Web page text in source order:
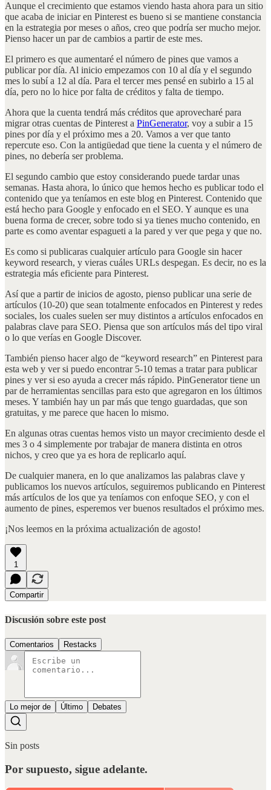
Aunque el crecimiento que estamos viendo hasta ahora para un sitio
que acaba de iniciar en Pinterest es bueno si se mantiene constancia
en la estrategia por meses o años, creo que podría ser mucho mejor.
Pienso hacer un par de cambios a partir de este mes.
El primero es que aumentaré el número de pines que vamos a
publicar por día. Al inicio empezamos con 10 al día y el segundo
mes lo subí a 12 al día. Para el tercer mes pensé en subirlo a 15 al
día, pero no lo hice por falta de créditos y falta de tiempo.
Ahora que la cuenta tendrá más créditos que aprovecharé para
migrar otras cuentas de Pinterest a PinGenerator, voy a subir a 15
pines por día y el próximo mes a 20. Vamos a ver que tanto
repercute eso. Con la antigüedad que tiene la cuenta y el número de
pines, no debería ser problema.
El segundo cambio que estoy considerando puede tardar unas
semanas. Hasta ahora, lo único que hemos hecho es publicar todo el
contenido que ya teníamos en este blog en Pinterest. Contenido que
está hecho para Google y enfocado en el SEO. Y aunque es una
buena forma de crecer, sobre todo si ya tienes mucho contenido, en
parte es como aventar espagueti a la pared y ver que pega y que no.
Es como si publicaras cualquier artículo para Google sin hacer
keyword research, y vieras cuáles URLs despegan. Es decir, no es la
estrategia más eficiente para Pinterest.
Así que a partir de inicios de agosto, pienso publicar una serie de
artículos (10-20) que sean totalmente enfocados en Pinterest y redes
sociales, los cuales suelen ser muy distintos a artículos enfocados en
palabras clave para SEO. Piensa que son artículos más del tipo viral
o lo que verías en Google Discover.
También pienso hacer algo de “keyword research” en Pinterest para
esta web y ver si puedo encontrar 5-10 temas a tratar para publicar
pines y ver si eso ayuda a crecer más rápido. PinGenerator tiene un
par de herramientas sencillas para esto que agregaron en los últimos
meses. Y también hay un par más que tengo guardadas, que son
gratuitas, y me parece que hacen lo mismo.
En algunas otras cuentas hemos visto un mayor crecimiento desde el
mes 3 o 4 simplemente por trabajar de manera distinta en otros
nichos, y creo que ya es hora de replicarlo aquí.
De cualquier manera, en lo que analizamos las palabras clave y
publicamos los nuevos artículos, seguiremos publicando en Pinterest
más artículos de los que ya teníamos con enfoque SEO, y con el
aumento de pines, esperemos ver buenos resultados el próximo mes.
¡Nos leemos en la próxima actualización de agosto!
1
Compartir
Discusión sobre este post
Comentarios Restacks
Lo mejor de Último Debates
Sin posts
Por supuesto, sigue adelante.